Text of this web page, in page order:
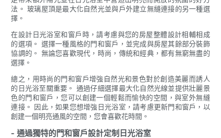
法。 玻璃屋頂是最大化自然光並與戶外建立無縫連接的另一種選
擇。
在設計日光浴室和窗戶時，請考慮與您的房屋整體設計相輔相成
的選項。 選擇一種風格的門和窗戶，並完成與房屋其餘部分裝飾
協調的。 無論您喜歡現代，時尚，傳統和經典，都有無窮無盡的
選擇。
總之，用時尚的門和窗戶增強自然光和景色對於創造美麗而誘人
的日光浴至關重要。 通過仔細選擇最大化自然光線並提供壯麗景
色的門和窗戶，您可以創建一個輕鬆而愉快的空間，與室外無縫
連接。 因此，如果您想增強日光浴室，請考慮更新門和窗戶，以
創建一個明亮通風的空間，您會喜歡花時間。
- 通過獨特的門和窗戶設計定制日光浴室